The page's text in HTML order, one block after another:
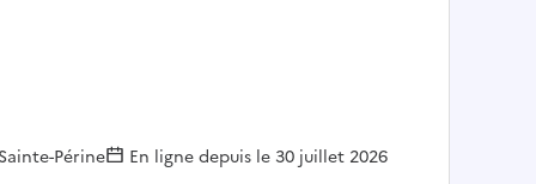
: Périne En ligne depuis le 30 juillet 2026